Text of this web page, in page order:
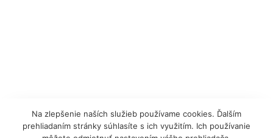
Na zlepšenie naších služieb používame cookies. Ďalším
prehliadaním stránky súhlasíte s ich využitím. Ich používanie